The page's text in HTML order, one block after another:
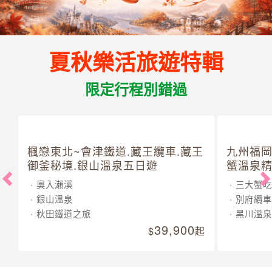
夏秋樂活旅遊特輯
限定行程別錯過
楓戀東北~會津鐵道.藏王纜車.藏王
御釜秘境.銀山溫泉五日遊
奧入瀨溪
銀山溫泉
秋田鐵道之旅
39,900起
九州福
蟹溫泉
三大蟹
別府纜車
黑川溫泉